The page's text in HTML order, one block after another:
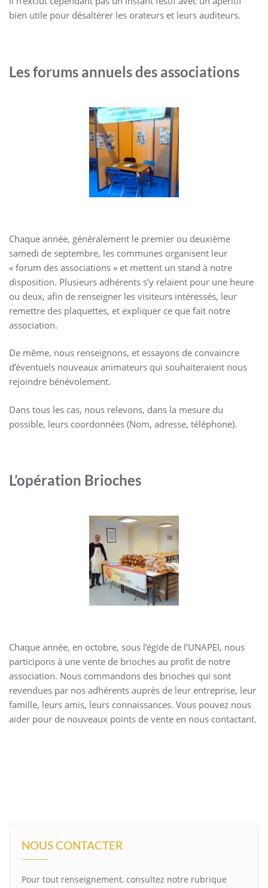
bien utile pour désaltérer les orateurs et leurs auditeurs.
Les forums annuels des associations
Chaque année, généralement le premier ou deuxième
samedi de septembre, les communes organisent leur
« forum des associations » et mettent un stand à notre
disposition. Plusieurs adhérents s’y relaient pour une heure
ou deux, afin de renseigner les visiteurs intéressés, leur
remettre des plaquettes, et expliquer ce que fait notre
association.
De même, nous renseignons, et essayons de convaincre
d’éventuels nouveaux animateurs qui souhaiteraient nous
rejoindre bénévolement.
Dans tous les cas, nous relevons, dans la mesure du
possible, leurs coordonnées (Nom, adresse, téléphone).
L’opération Brioches
Chaque année, en octobre, sous l’égide de l’UNAPEI, nous
participons à une vente de brioches au profit de notre
association. Nous commandons des brioches qui sont
revendues par nos adhérents auprès de leur entreprise, leur
famille, leurs amis, leurs connaissances. Vous pouvez nous
aider pour de nouveaux points de vente en nous contactant.
NOUS CONTACTER
Pour tout renseignement, consultez notre rubrique